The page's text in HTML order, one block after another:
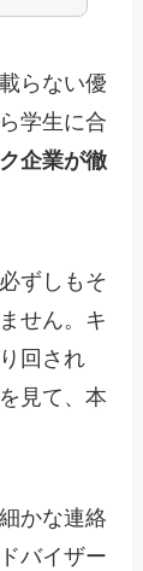
らない優
学生に合
企業が徹
ずしもそ
せん。キ
回され
見て、本
かな連絡
バイザー